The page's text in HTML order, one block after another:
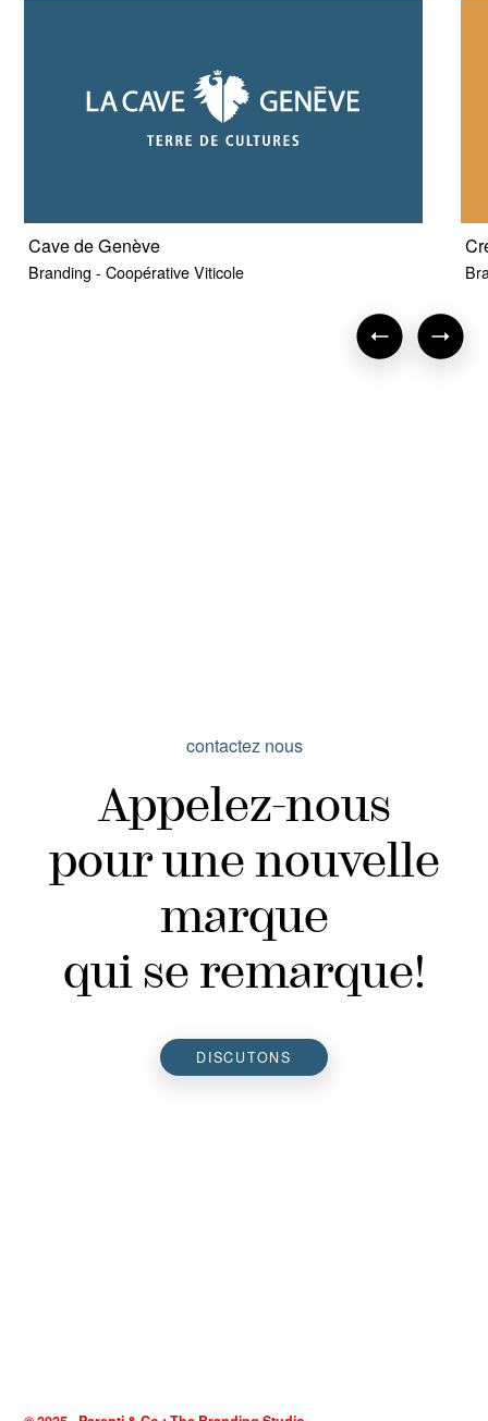
Cave de Genève
Branding - Coopérative Viticole
contactez nous
Appelez-nous
pour une nouvelle
marque
qui se remarque!
DISCUTONS